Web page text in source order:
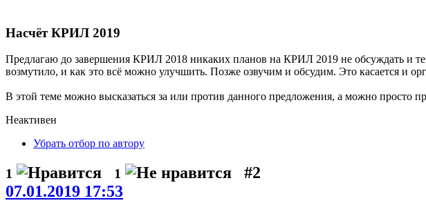
Насчёт КРИЛ 2019
Предлагаю до завершения КРИЛ 2018 никаких планов на КРИЛ 2019 не обсуждать и
возмутило, и как это всё можно улучшить. Позже озвучим и обсудим. Это касается и
В этой теме можно высказаться за или против данного предложения, а можно просто
Неактивен
Убрать отбор по автору
1 1
#2
07.01.2019 17:53